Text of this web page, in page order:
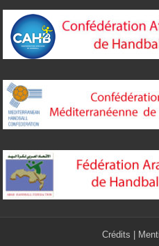
Crédits